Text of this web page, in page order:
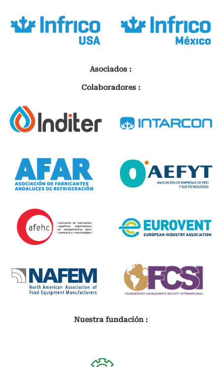
Asociados :
Colaboradores :
Nuestra fundación :